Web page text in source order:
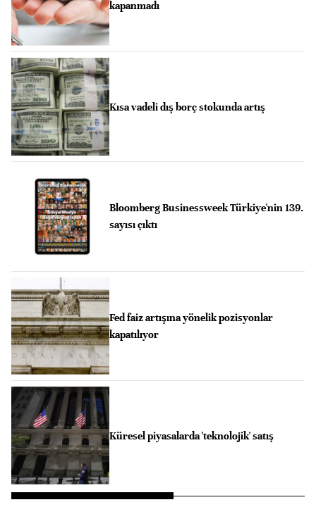
kapanmadı
Kısa vadeli dış borç stokunda artış
Bloomberg Businessweek Türkiye'nin 139.
sayısı çıktı
Fed faiz artışına yönelik pozisyonlar
kapatılıyor
Küresel piyasalarda 'teknolojik' satış